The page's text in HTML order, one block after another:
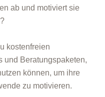
ab und motiviert sie
kostenfreien
und Beratungspaketen,
können, um ihre
zu motivieren.